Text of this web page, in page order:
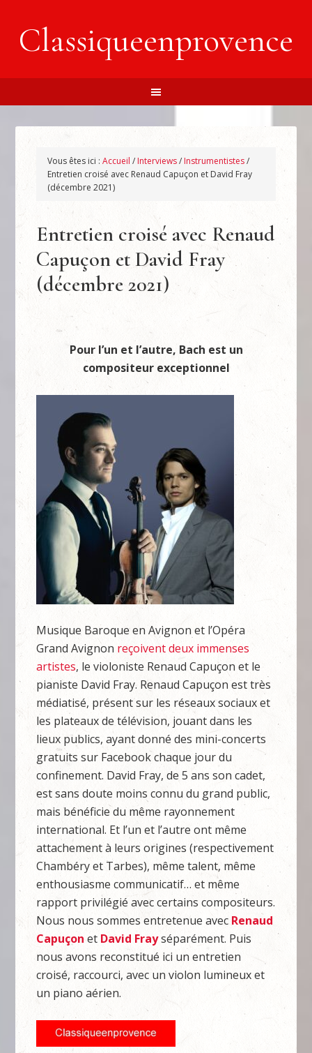
Classiqueenprovence
Vous êtes ici :Accueil / Interviews/ Instrumentistes/
Entretien croisé avec Renaud Capuçon et David Fray
(décembre 2021)
Entretien croisé avec Renaud
Capuçon et David Fray
(décembre 2021)
Pour l’un et l’autre, Bach est un
compositeur exceptionnel
Musique Baroque en Avignon et l’Opéra
Grand Avignon reçoivent deux immenses
artistes, le violoniste Renaud Capuçon et le
pianiste David Fray. Renaud Capuçon est très
médiatisé, présent sur les réseaux sociaux et
les plateaux de télévision, jouant dans les
lieux publics, ayant donné des mini-concerts
gratuits sur Facebook chaque jour du
confinement. David Fray, de 5 ans son cadet,
est sans doute moins connu du grand public,
mais bénéficie du même rayonnement
international. Et l’un et l’autre ont même
attachement à leurs origines (respectivement
Chambéry et Tarbes), même talent, même
enthousiasme communicatif… et même
rapport privilégié avec certains compositeurs.
Nous nous sommes entretenue avec Renaud
Capuçon et David Frayséparément. Puis
nous avons reconstitué ici un entretien
croisé, raccourci, avec un violon lumineux et
un piano aérien.